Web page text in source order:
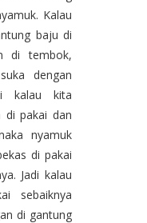
Kalau
baju di
di tembok,
dengan
kalau kita
di pakai dan
nyamuk
di pakai
Jadi kalau
sebaiknya
di gantung